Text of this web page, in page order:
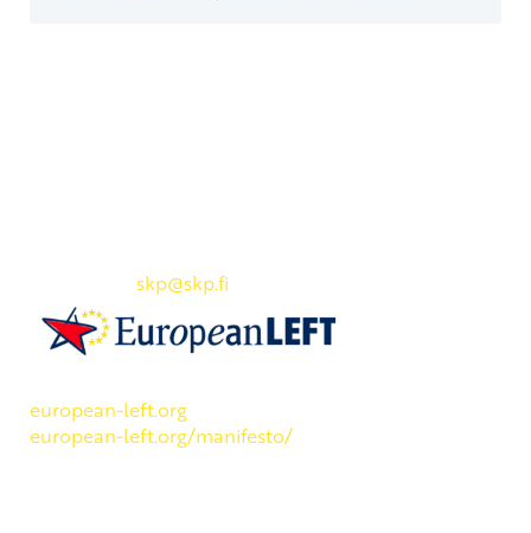
skp@skp.fi
european-left.org
european-left.org/manifesto/